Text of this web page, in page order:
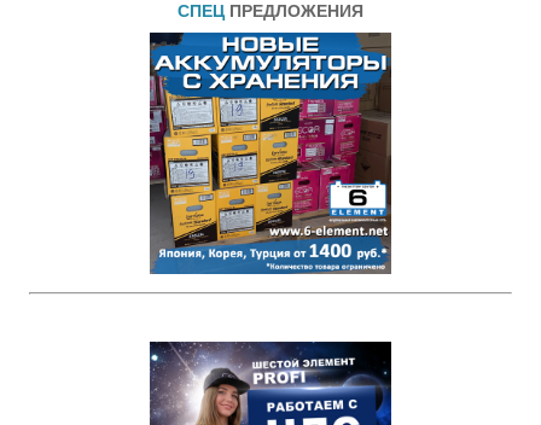
СПЕЦ ПРЕДЛОЖЕНИЯ